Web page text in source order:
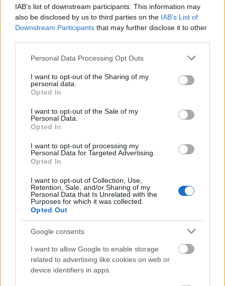
IAB’s list of downstream participants. This information may
also be disclosed by us to third parties on the IAB’s List of
Downstream Participants that may further disclose it to other
Please note that this website/app uses one or more Google
not limited to your visit or usage behaviour. You may click to
grant or deny consent to Google and its third-party tags to
use your data for below specified purposes in below Google
consent section.
Personal Data Processing Opt Outs
I want to opt-out of the Sharing of my
personal data.
Opted In
I want to opt-out of the Sale of my
Personal Data.
Opted In
I want to opt-out of processing my
Personal Data for Targeted Advertising.
Opted In
I want to opt-out of Collection, Use,
Retention, Sale, and/or Sharing of my
Personal Data that Is Unrelated with the
Purposes for which it was collected.
Opted Out
Google consents
I want to allow Google to enable storage
related to advertising like cookies on web or
device identifiers in apps.
Svédországi történelemórák a Nagy
Háborúról
A power metal zenét játszó svéd Sabaton együttes
egyik dalát már bemutattuk a blogon, de az 1918.
november 11-i fegyverszünet 105. évfordulójára
készített animációs filmjük premierje alkalmából
fontosnak tartjuk, hogy összegyűjtsük és a
feldolgozott események szerint időrendbe állítsuk a
Nagy Háború…